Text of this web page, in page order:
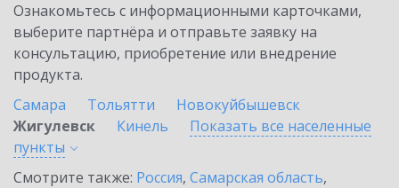
Ознакомьтесь с информационными карточками,
выберите партнёра и отправьте заявку на
консультацию, приобретение или внедрение
продукта.
Самара
Тольятти
Новокуйбышевск
Жигулевск
Кинель
Показать все населенные
пункты
Смотрите также: Россия, Самарская область,